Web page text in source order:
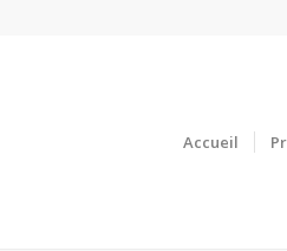
Accueil